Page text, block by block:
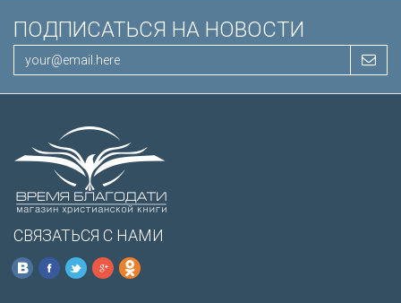
ПОДПИСАТЬСЯ НА НОВОСТИ
СВЯЗАТЬСЯ С НАМИ